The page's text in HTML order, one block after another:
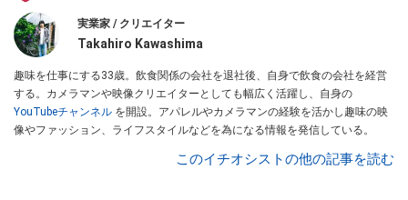
実業家 / クリエイター
Takahiro Kawashima
趣味を仕事にする33歳。飲食関係の会社を退社後、自身で飲食の会社を経営
する。カメラマンや映像クリエイターとしても幅広く活躍し、自身の
YouTubeチャンネル を開設。アパレルやカメラマンの経験を活かし趣味の映
像やファッション、ライフスタイルなどを為になる情報を発信している。
このイチオシストの他の記事を読む